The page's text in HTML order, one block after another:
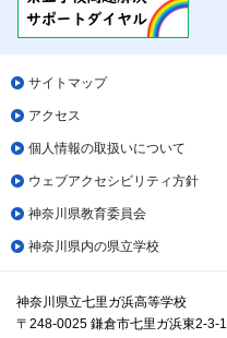
サイトマップ
アクセス
個人情報の取扱いについて
ウェブアクセシビリティ方針
神奈川県教育委員会
神奈川県内の県立学校
神奈川県立七里ガ浜高等学校
〒248-0025 鎌倉市七里ガ浜東2-3-1